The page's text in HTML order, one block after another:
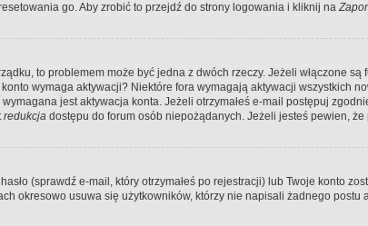
go. Aby zrobić to przejdź do strony logowania i kliknij na
to problemem może być jedna z dwóch rzeczy. Jeżeli włączone są
wymaga aktywacji? Niektóre fora wymagają aktywacji wszystkich
jest aktywacja konta. Jeżeli otrzymałeś e-mail postępuj
redukcja dostępu do forum osób niepożądanych. Jeżeli jesteś pewien,
(sprawdź e-mail, który otrzymałeś po rejestracji) lub Twoje konto
okresowo usuwa się użytkowników, którzy nie napisali żadnego